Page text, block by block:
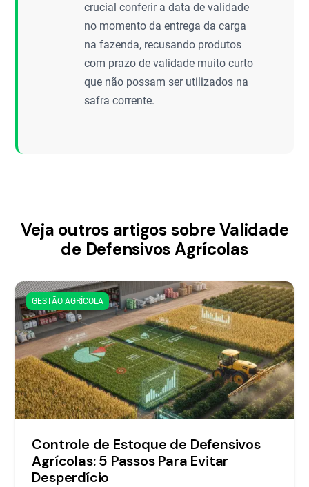
crucial conferir a data de validade
no momento da entrega da carga
na fazenda, recusando produtos
com prazo de validade muito curto
que não possam ser utilizados na
safra corrente.
Veja outros artigos sobre Validade
de Defensivos Agrícolas
GESTÃO AGRÍCOLA
Controle de Estoque de Defensivos
Agrícolas: 5 Passos Para Evitar
Desperdício